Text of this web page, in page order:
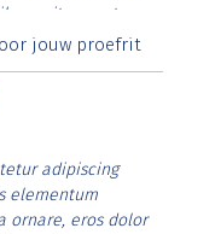
vitae erat.
id rutrum lorem
jouw proefrit
adipiscing
elementum
ornare, eros dolor